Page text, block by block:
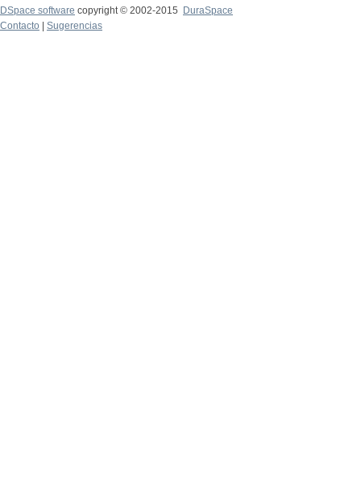
DSpace software copyright © 2002-2015
DuraSpace
Contacto
Sugerencias